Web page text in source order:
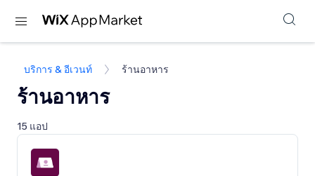
บริการ & อีเวนท์ ร้านอาหาร
ร้านอาหาร
15 แอป